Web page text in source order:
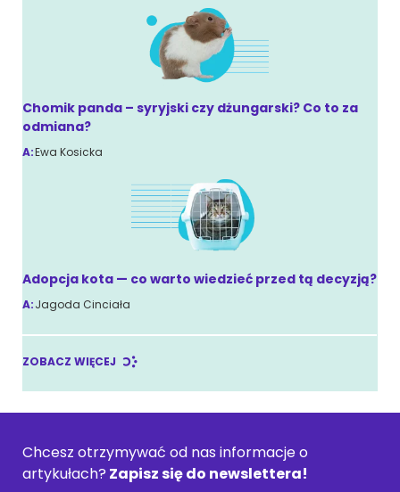
Chomik panda – syryjski czy dżungarski? Co to za
odmiana?
A:Ewa Kosicka
Adopcja kota — co warto wiedzieć przed tą decyzją?
A:Jagoda Cinciała
ZOBACZ WIĘCEJ
Chcesz otrzymywać od nas informacje o
artykułach? Zapisz się do newslettera!